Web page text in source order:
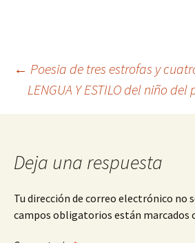
Navegación
de
entradas
← Poesia de tres estrofas y
LENGUA Y ESTILO del niño
Deja una respuesta
Tu dirección de correo electrónico no
campos obligatorios están marcados